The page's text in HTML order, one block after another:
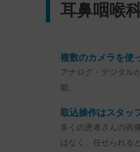
耳鼻咽喉
複数のカメラを使
アナログ・デジタル
能。
取込操作はスタッ
多くの患者さんの画
はなく、任せられる